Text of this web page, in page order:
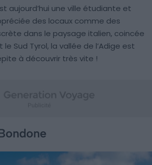
aujourd’hui une ville étudiante et
des locaux comme des
dans le paysage italien, coincée
Sud Tyrol, la vallée de l’Adige est
à découvrir très vite !